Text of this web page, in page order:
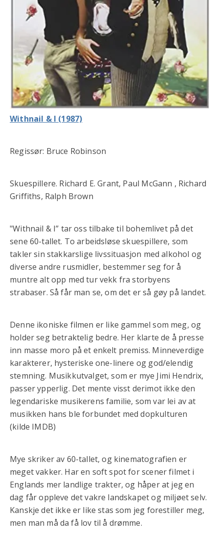
Withnail & I (1987)
Regissør: Bruce Robinson
Skuespillere. Richard E. Grant, Paul McGann , Richard
Griffiths, Ralph Brown
"Withnail & I” tar oss tilbake til bohemlivet på det
sene 60-tallet. To arbeidsløse skuespillere, som
takler sin stakkarslige livssituasjon med alkohol og
diverse andre rusmidler, bestemmer seg for å
muntre alt opp med tur vekk fra storbyens
strabaser. Så får man se, om det er så gøy på landet.
Denne ikoniske filmen er like gammel som meg, og
holder seg betraktelig bedre. Her klarte de å presse
inn masse moro på et enkelt premiss. Minneverdige
karakterer, hysteriske one-linere og god/elendig
stemning. Musikkutvalget, som er mye Jimi Hendrix,
passer ypperlig. Det mente visst derimot ikke den
legendariske musikerens familie, som var lei av at
musikken hans ble forbundet med dopkulturen
(kilde IMDB)
Mye skriker av 60-tallet, og kinematografien er
meget vakker. Har en soft spot for scener filmet i
Englands mer landlige trakter, og håper at jeg en
dag får oppleve det vakre landskapet og miljøet selv.
Kanskje det ikke er like stas som jeg forestiller meg,
men man må da få lov til å drømme.